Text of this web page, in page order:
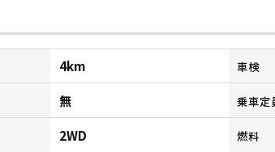
4km 車検
無 乗車定
2WD 燃料